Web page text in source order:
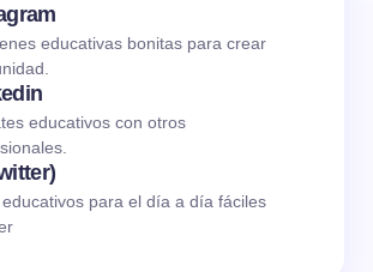
educativas bonitas para crear
educativos con otros
educativos para el día a día fáciles